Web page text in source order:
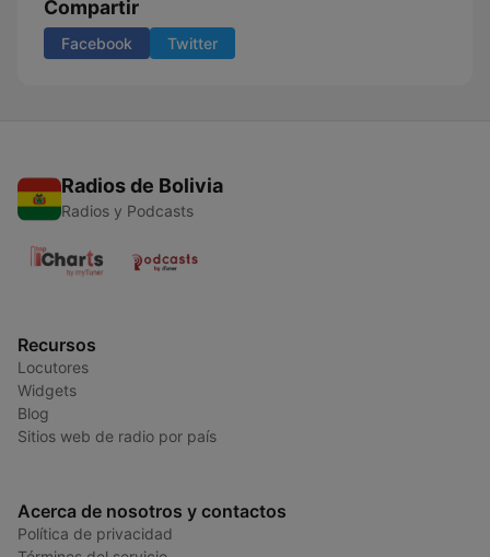
Compartir
Facebook Twitter
Radios de Bolivia
Radios y Podcasts
Recursos
Locutores
Widgets
Blog
Sitios web de radio por país
Acerca de nosotros y contactos
Política de privacidad